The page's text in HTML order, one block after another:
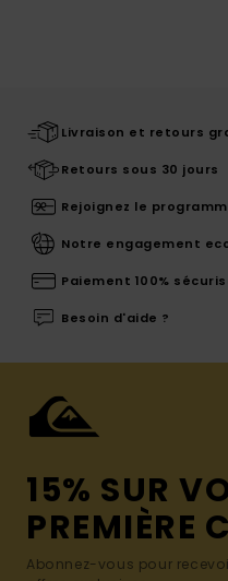
Livraison et retours
Retours sous 30 jours
Rejoignez le
Notre engagement
Paiement 100%
Besoin d'aide ?
15% SUR
PREMIÈRE
Abonnez-vous pour